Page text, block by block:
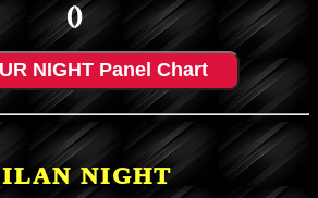
()
NIGHT Panel Chart
NIGHT